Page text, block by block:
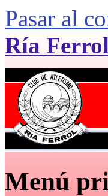
Pasar al
Ría
Menú